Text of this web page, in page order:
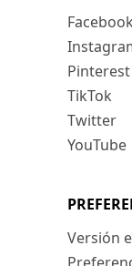
Facebook
Pinterest
TikTok
Twitter
YouTube
Versión